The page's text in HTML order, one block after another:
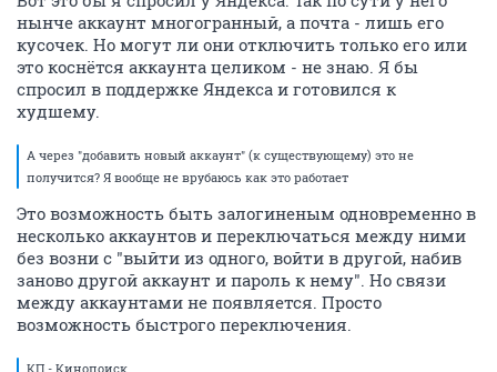
нынче аккаунт многогранный, а почта - лишь его
кусочек. Но могут ли они отключить только его или
это коснётся аккаунта целиком - не знаю. Я бы
спросил в поддержке Яндекса и готовился к
худшему.
А через "добавить новый аккаунт" (к существующему) это не
получится? Я вообще не врубаюсь как это работает
Это возможность быть залогиненым одновременно в
несколько аккаунтов и переключаться между ними
без возни с "выйти из одного, войти в другой, набив
заново другой аккаунт и пароль к нему". Но связи
между аккаунтами не появляется. Просто
возможность быстрого переключения.
КП - Кинопоиск